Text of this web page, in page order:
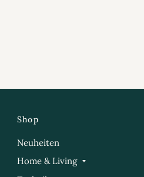
Shop
Neuheiten
Home & Living